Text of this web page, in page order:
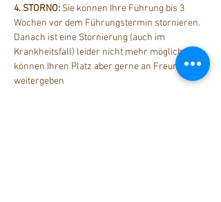
4. STORNO: Sie können Ihre Führung bis 3
Wochen vor dem Führungstermin stornieren.
Danach ist eine Stornierung (auch im
Krankheitsfall) leider nicht mehr möglich. Sie
können Ihren Platz aber gerne an Freunde
weitergeben